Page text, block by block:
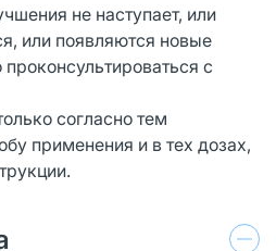
не наступает, или
или появляются новые
с
согласно тем
применения и в тех дозах,